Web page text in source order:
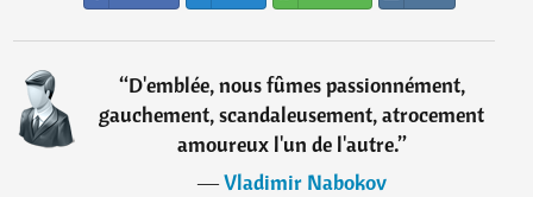
“D'emblée, nous fûmes passionnément,
gauchement, scandaleusement, atrocement
amoureux l'un de l'autre.”
―Vladimir Nabokov